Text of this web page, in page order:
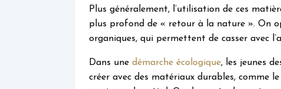
Plus généralement, l’utilisation de ces
plus profond de « retour à la nature ». On
organiques, qui permettent de casser avec
Dans une démarche écologique, les jeunes
créer avec des matériaux durables, comme